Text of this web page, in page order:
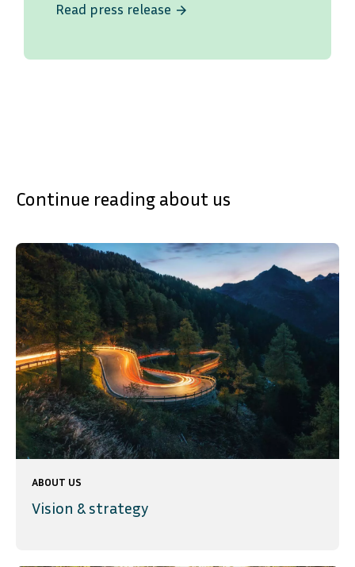
SVENSKA DEUTSCH
Read press release arrow_forward
Continue reading about us
ABOUT US
Vision & strategy